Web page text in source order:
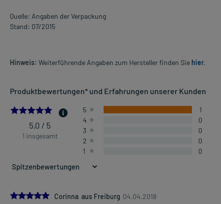
Quelle: Angaben der Verpackung
Stand: 07/2015
Hinweis: Weiterführende Angaben zum Hersteller finden Sie hier.
Produktbewertungen* und Erfahrungen unserer Kunden
5.0
5,0 / 5
1 insgesamt
5
1
4
0
3
0
2
0
1
0
5.0
Corinna aus Freiburg 04.04.2018